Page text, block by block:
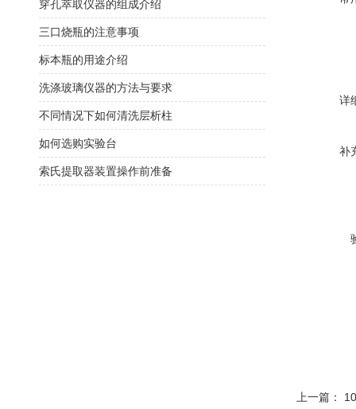
详
补
上一篇：
穿孔萃取仪器的组成介绍
三口烧瓶的注意事项
标本瓶的用途介绍
洗涤玻璃仪器的方法与要求
不同情况下如何清洗层析柱
如何选购实验台
索氏提取器装置操作前准备